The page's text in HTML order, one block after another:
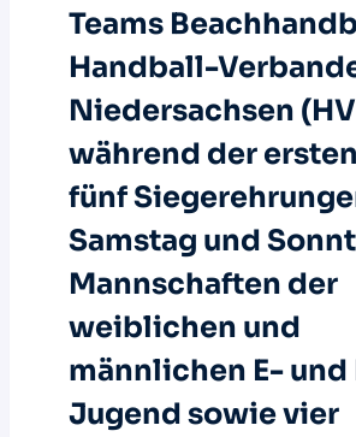
Teams
Handball-
Niedersachsen
während der
fünf
Samstag und
Mannschaften der
weiblichen und
männlichen E- und
Jugend sowie vier